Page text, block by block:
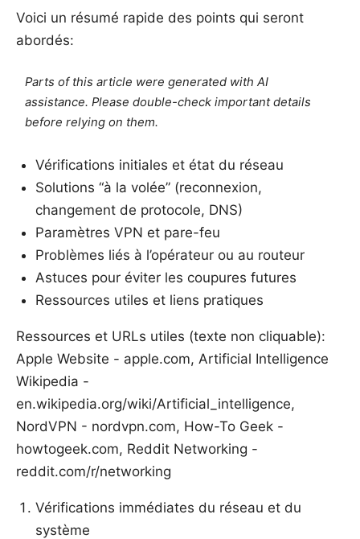
Voici un résumé rapide des points qui seront
abordés:
Parts of this article were generated with AI
assistance. Please double-check important details
before relying on them.
Vérifications initiales et état du réseau
Solutions “à la volée” (reconnexion,
changement de protocole, DNS)
Paramètres VPN et pare-feu
Problèmes liés à l’opérateur ou au routeur
Astuces pour éviter les coupures futures
Ressources utiles et liens pratiques
Ressources et URLs utiles (texte non cliquable):
Apple Website - apple.com, Artificial Intelligence
Wikipedia -
en.wikipedia.org/wiki/Artificial_intelligence,
NordVPN - nordvpn.com, How-To Geek -
howtogeek.com, Reddit Networking -
reddit.com/r/networking
Vérifications immédiates du réseau et du
système